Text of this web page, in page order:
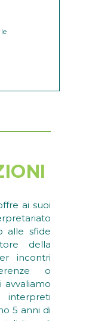
ai suoi
alle sfide
della
incontri
o
avvaliamo
5 anni di